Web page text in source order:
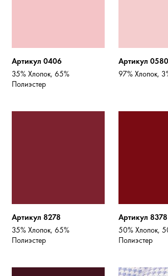
Артикул 0406
35% Хлопок, 65%
Полиэстер
Артикул 0580
97% Хлопок,
Артикул 8278
35% Хлопок, 65%
Полиэстер
Артикул 8378
50% Хлопок,
Полиэстер